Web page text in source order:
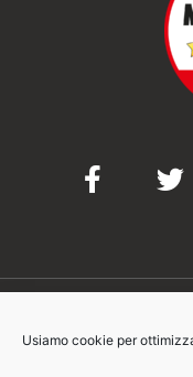
Usiamo cookie per